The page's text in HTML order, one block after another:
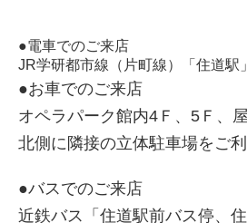
●電車でのご来店
JR学研都市線（片町線）「住道駅
●お車でのご来店
オペラパーク館内4Ｆ、5Ｆ、
北側に隣接の立体駐車場をご利
●バスでのご来店
近鉄バス「住道駅前バス停、